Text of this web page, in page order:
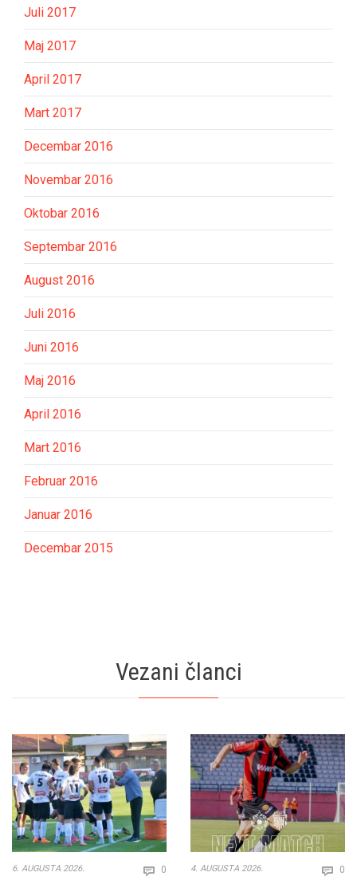
Juli 2017
Maj 2017
April 2017
Mart 2017
Decembar 2016
Novembar 2016
Oktobar 2016
Septembar 2016
August 2016
Juli 2016
Juni 2016
Maj 2016
April 2016
Mart 2016
Februar 2016
Januar 2016
Decembar 2015
Vezani članci
6. AUGUSTA 2026.  0 Comments
4. AUGUSTA 2026.  0